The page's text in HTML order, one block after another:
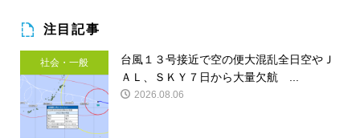
注目記事
社会・一般
台風１３号接近で空の便大混乱全日空やＪ
ＡＬ、ＳＫＹ７日から大量欠航 ...
2026.08.06